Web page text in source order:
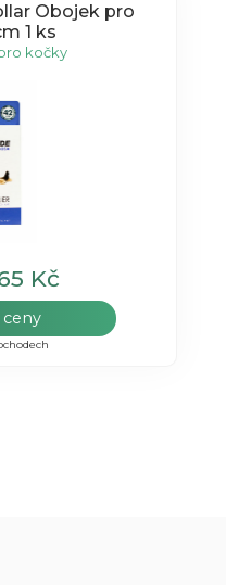
Obojek pro
1 ks
kočky
Kč